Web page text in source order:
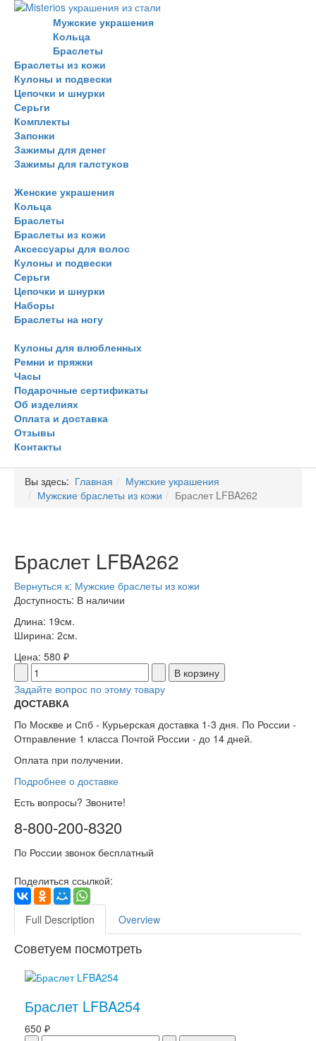
Мужские украшения
Кольца
Браслеты
Браслеты из кожи
Кулоны и подвески
Цепочки и шнурки
Серьги
Комплекты
Запонки
Зажимы для денег
Зажимы для галстуков
Женские украшения
Кольца
Браслеты
Браслеты из кожи
Аксессуары для волос
Кулоны и подвески
Серьги
Цепочки и шнурки
Наборы
Браслеты на ногу
Кулоны для влюбленных
Ремни и пряжки
Часы
Подарочные сертификаты
Об изделиях
Оплата и доставка
Отзывы
Контакты
Вы здесь: Главная
Мужские украшения
Мужские браслеты из кожи
Браслет LFBA262
Браслет LFBA262
Вернуться к: Мужские браслеты из кожи
Доступность: В наличии
Длина: 19см.
Ширина: 2см.
Цена: 580 ₽
Задайте вопрос по этому товару
ДОСТАВКА
По Москве и Спб - Курьерская доставка 1-3 дня. По России -
Отправление 1 класса Почтой России - до 14 дней.
Оплата при получении.
Подробнее о доставке
Есть вопросы? Звоните!
8-800-200-8320
По России звонок бесплатный
Поделиться ссылкой:
Full Description Overview
Советуем посмотреть
Браслет LFBA254
650 ₽